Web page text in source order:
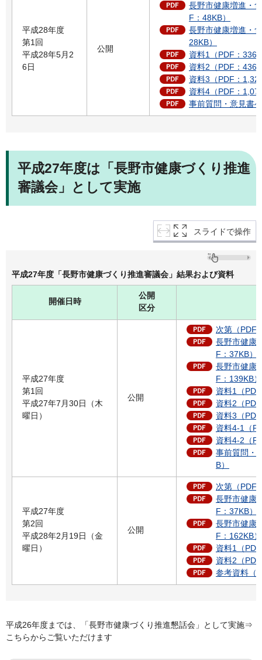
平成28年度
第1回
平成28年5月2
6日
公開
長野市健康増進・
F：48KB）
長野市健康増進・
28KB）
資料1（PDF：
資料2（PDF：
資料3（PDF：
資料4（PDF：
事前質問・意見書
平成27年度は「長野市健康づくり推進
審議会」として実施
スライドで操作
平成27年度「長野市健康づくり推進審議会」結果および資料
開催日時
公開
区分
平成27年度
第1回
平成27年7月30日（木
曜日）
公開
次第（PDF
長野市健康
F：37KB）
長野市健康
F：139KB）
資料1（
資料2（
資料3（
資料4-1（
資料4-2（
事前質問・
B）
平成27年度
第2回
平成28年2月19日（金
曜日）
公開
次第（PDF
長野市健康
F：37KB）
長野市健康
F：162KB）
資料1（
資料2（
参考資料（
平成26年度までは、「長野市健康づくり推進懇話会」として実施⇒
こちらからご覧いただけます